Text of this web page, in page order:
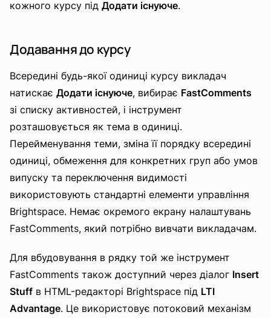
кожного курсу під Додати існуюче.
Додавання до курсу
Всередині будь-якої одиниці курсу викладач
натискає Додати існуюче, вибирає FastComments
зі списку активностей, і інструмент
розташовується як тема в одиниці.
Перейменування теми, зміна її порядку всередині
одиниці, обмеження для конкретних груп або умов
випуску та переключення видимості
використовують стандартні елементи управління
Brightspace. Немає окремого екрану налаштувань
FastComments, який потрібно вивчати викладачам.
Для вбудовування в рядку той же інструмент
FastComments також доступний через діалог Insert
Stuff в HTML-редакторі Brightspace під LTI
Advantage. Це використовує потоковий механізм